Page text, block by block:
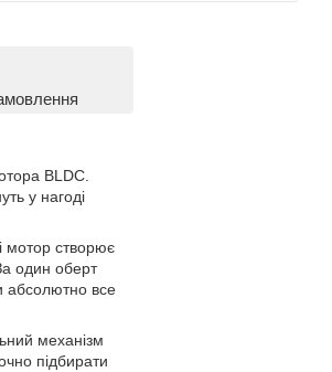
BLDC.
у нагоді
мотор створює
один оберт
абсолютно все
механізм
підбирати